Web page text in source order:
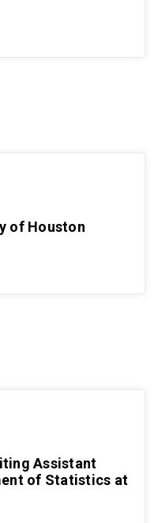
of Houston
Assistant
of Statistics at